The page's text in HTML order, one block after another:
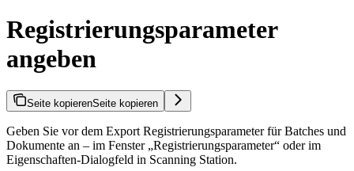
Registrierungsparameter
angeben
Seite kopierenSeite kopieren
Geben Sie vor dem Export Registrierungsparameter für Batches und
Dokumente an – im Fenster „Registrierungsparameter“ oder im
Eigenschaften-Dialogfeld in Scanning Station.